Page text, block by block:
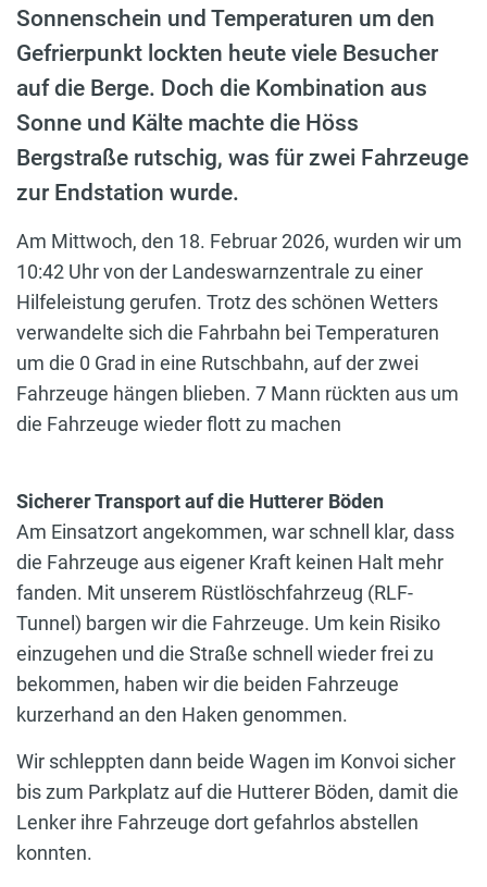
Sonnenschein und Temperaturen um den
Gefrierpunkt lockten heute viele Besucher
auf die Berge. Doch die Kombination aus
Sonne und Kälte machte die Höss
Bergstraße rutschig, was für zwei Fahrzeuge
zur Endstation wurde.
Am Mittwoch, den 18. Februar 2026, wurden wir um
10:42 Uhr von der Landeswarnzentrale zu einer
Hilfeleistung gerufen. Trotz des schönen Wetters
verwandelte sich die Fahrbahn bei Temperaturen
um die 0 Grad in eine Rutschbahn, auf der zwei
Fahrzeuge hängen blieben. 7 Mann rückten aus um
die Fahrzeuge wieder flott zu machen
Sicherer Transport auf die Hutterer Böden
Am Einsatzort angekommen, war schnell klar, dass
die Fahrzeuge aus eigener Kraft keinen Halt mehr
fanden. Mit unserem Rüstlöschfahrzeug (RLF-
Tunnel) bargen wir die Fahrzeuge. Um kein Risiko
einzugehen und die Straße schnell wieder frei zu
bekommen, haben wir die beiden Fahrzeuge
kurzerhand an den Haken genommen.
Wir schleppten dann beide Wagen im Konvoi sicher
bis zum Parkplatz auf die Hutterer Böden, damit die
Lenker ihre Fahrzeuge dort gefahrlos abstellen
konnten.